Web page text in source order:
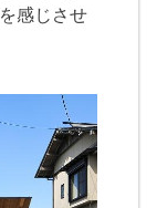
感じさせ